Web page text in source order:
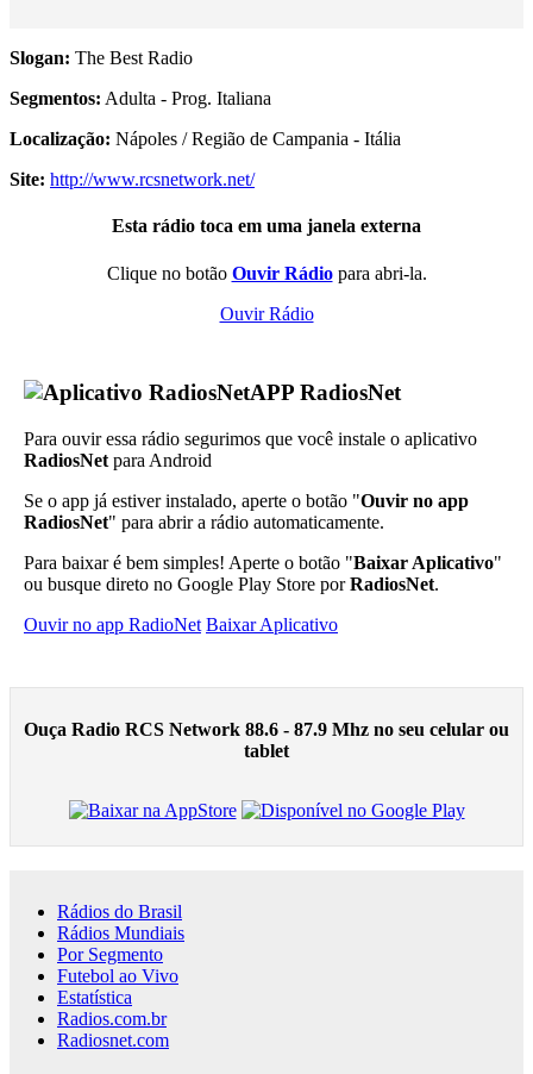
Slogan: The Best Radio
Segmentos: Adulta - Prog. Italiana
Localização: Nápoles / Região de Campania - Itália
Site: http://www.rcsnetwork.net/
Esta rádio toca em uma janela externa
Clique no botão Ouvir Rádiopara abri-la.
Ouvir Rádio
APP RadiosNet
Para ouvir essa rádio segurimos que você instale o aplicativo
RadiosNet para Android
Se o app já estiver instalado, aperte o botão "Ouvir no app
RadiosNet" para abrir a rádio automaticamente.
Para baixar é bem simples! Aperte o botão "Baixar Aplicativo"
ou busque direto no Google Play Store porRadiosNet.
Ouvir no app RadioNet Baixar Aplicativo
Ouça Radio RCS Network 88.6 - 87.9 Mhz no seu celular ou
tablet
Rádios do Brasil
Rádios Mundiais
Por Segmento
Futebol ao Vivo
Estatística
Radios.com.br
Radiosnet.com